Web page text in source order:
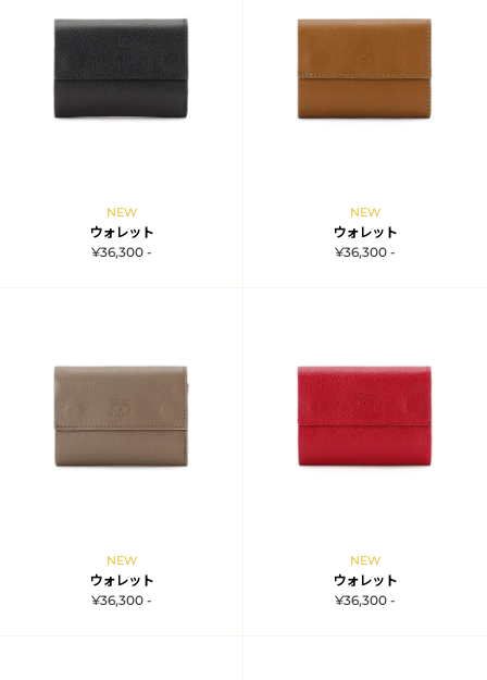
NEW
ウォレット
¥36,300 -
NEW
ウォレット
¥36,300 -
NEW
ウォレット
¥36,300 -
NEW
ウォレット
¥36,300 -